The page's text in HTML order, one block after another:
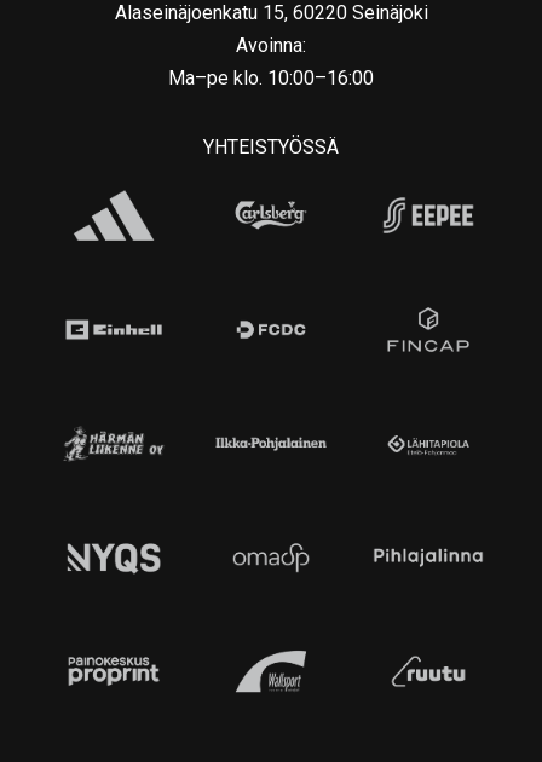
Alaseinäjoenkatu 15, 60220 Seinäjoki
Avoinna:
Ma–pe klo. 10:00–16:00
YHTEISTYÖSSÄ